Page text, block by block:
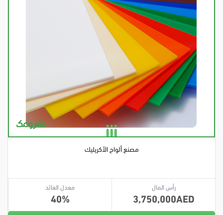
مصنع ألواح الأكريليك
رأس المال
3,750,000
معدل العائد
40